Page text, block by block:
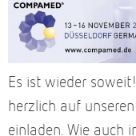
Es ist wieder
herzlich auf
einladen. Wie auch